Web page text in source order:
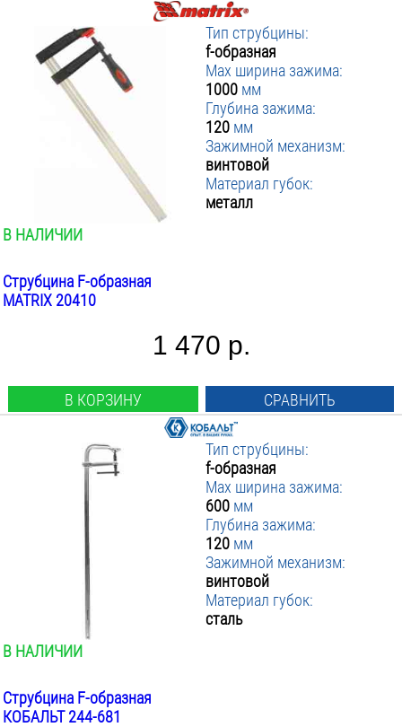
Тип струбцины:
f-образная
Max ширина зажима:
1000 мм
Глубина зажима:
120 мм
Зажимной механизм:
винтовой
Материал губок:
металл
В НАЛИЧИИ
Струбцина F-образная
MATRIX 20410
1 470 р.
В КОРЗИНУ СРАВНИТЬ
Тип струбцины:
f-образная
Max ширина зажима:
600 мм
Глубина зажима:
120 мм
Зажимной механизм:
винтовой
Материал губок:
сталь
В НАЛИЧИИ
Струбцина F-образная
КОБАЛЬТ 244-681